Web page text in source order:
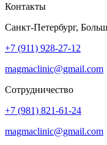
Контакты
Санкт-Петербург,
+7 (911) 928-27-12
magmaclinic@gmail.com
Сотрудничество
+7 (981) 821-61-24
magmaclinic@gmail.com